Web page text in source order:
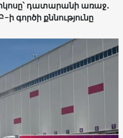
դատարանի առաջ․
ի գործի քննությունը